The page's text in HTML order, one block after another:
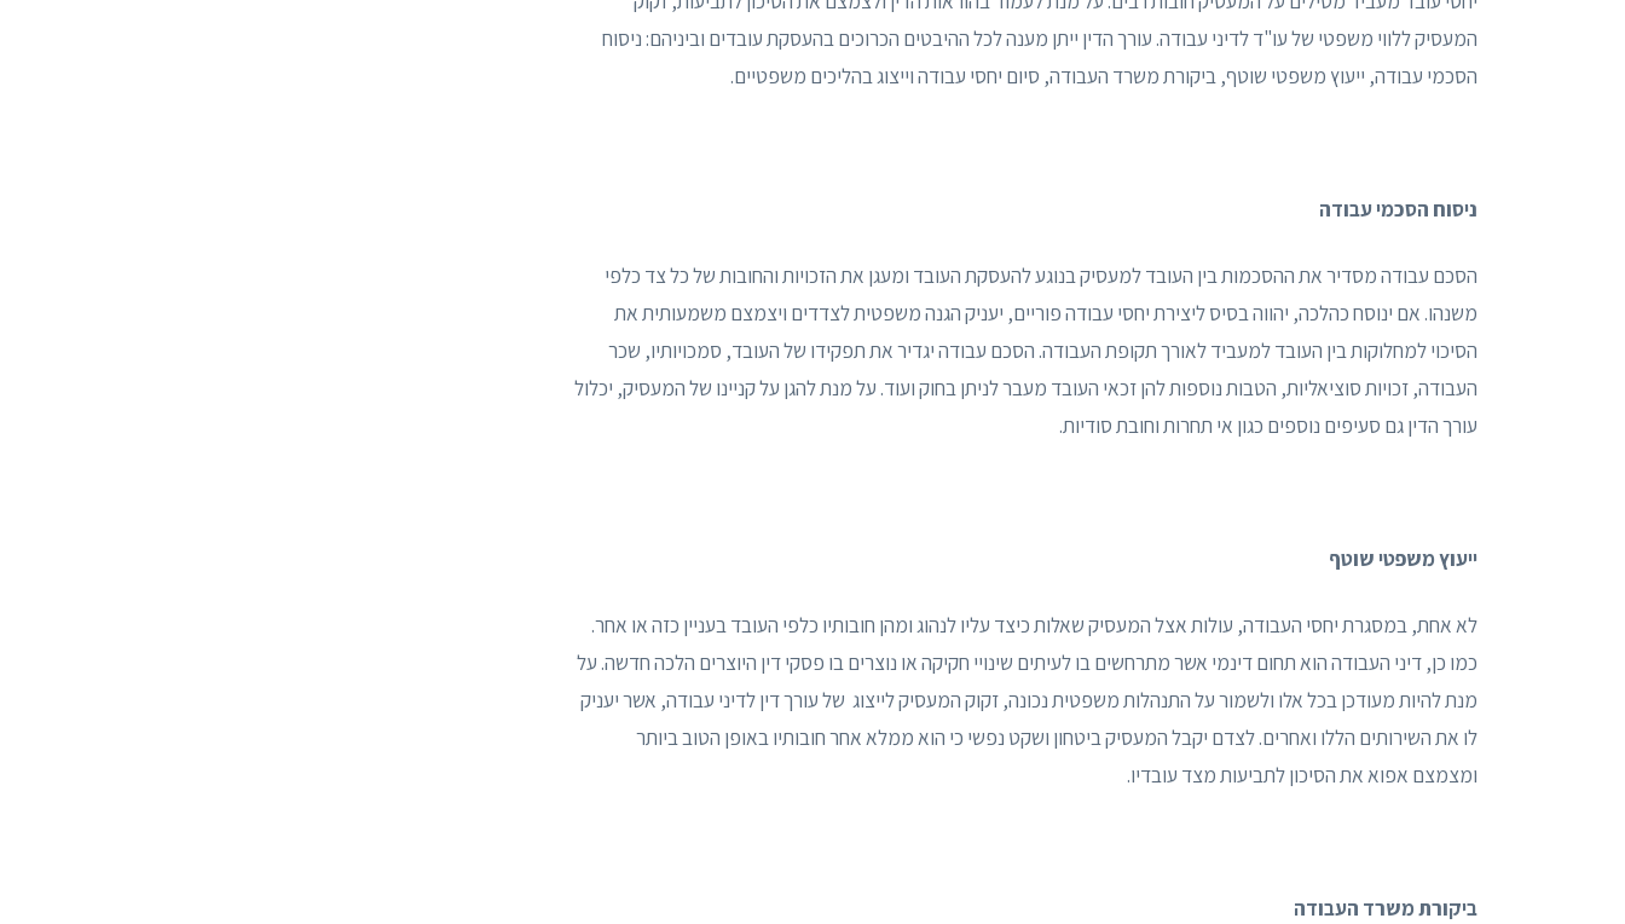
המעסיק ללווי משפטי של עו"ד לדיני עבודה. עורך הדין ייתן מענה לכל ההיבטים הכרוכים בהעסקת עובדים וביניהם: ניסוח
הסכמי עבודה, ייעוץ משפטי שוטף, ביקורת משרד העבודה, סיום יחסי עבודה וייצוג בהליכים משפטיים.
ניסוח הסכמי עבודה
הסכם עבודה מסדיר את ההסכמות בין העובד למעסיק בנוגע להעסקת העובד ומעגן את הזכויות והחובות של כל צד כלפי
משנהו. אם ינוסח כהלכה, יהווה בסיס ליצירת יחסי עבודה פוריים, יעניק הגנה משפטית לצדדים ויצמצם משמעותית את
הסיכוי למחלוקות בין העובד למעביד לאורך תקופת העבודה. הסכם עבודה יגדיר את תפקידו של העובד, סמכויותיו, שכר
העבודה, זכויות סוציאליות, הטבות נוספות להן זכאי העובד מעבר לניתן בחוק ועוד. על מנת להגן על קניינו של המעסיק, יכלול
עורך הדין גם סעיפים נוספים כגון אי תחרות וחובת סודיות.
ייעוץ משפטי שוטף
לא אחת, במסגרת יחסי העבודה, עולות אצל המעסיק שאלות כיצד עליו לנהוג ומהן חובותיו כלפי העובד בעניין כזה או אחר.
כמו כן, דיני העבודה הוא תחום דינמי אשר מתרחשים בו לעיתים שינויי חקיקה או נוצרים בו פסקי דין היוצרים הלכה חדשה. על
מנת להיות מעודכן בכל אלו ולשמור על התנהלות משפטית נכונה, זקוק המעסיק לייצוג של עורך דין לדיני עבודה, אשר יעניק
לו את השירותים הללו ואחרים. לצדם יקבל המעסיק ביטחון ושקט נפשי כי הוא ממלא אחר חובותיו באופן הטוב ביותר
ומצמצם אפוא את הסיכון לתביעות מצד עובדיו.
ביקורת משרד העבודה